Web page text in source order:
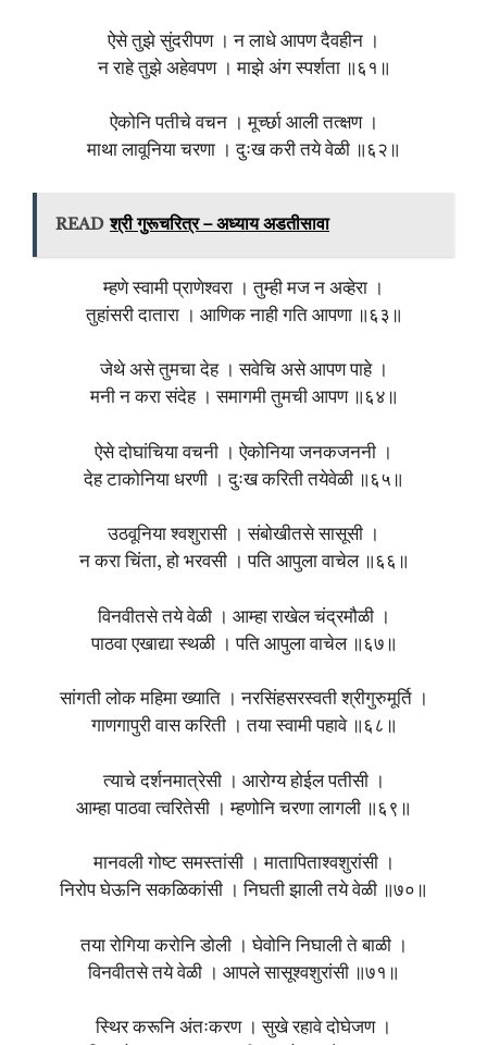
ऐसे तुझे सुंदरीपण । न लाधे आपण दैवहीन ।
न राहे तुझे अहेवपण । माझे अंग स्पर्शता ॥६१॥
ऐकोनि पतीचे वचन । मूर्च्छा आली तत्क्षण ।
माथा लावूनिया चरणा । दुःख करी तये वेळी ॥६२॥
READ श्री गुरूचरित्र – अध्याय अडतीसावा
म्हणे स्वामी प्राणेश्वरा । तुम्ही मज न अव्हेरा ।
तुहांसरी दातारा । आणिक नाही गति आपणा ॥६३॥
जेथे असे तुमचा देह । सवेचि असे आपण पाहे ।
मनी न करा संदेह । समागमी तुमची आपण ॥६४॥
ऐसे दोघांचिया वचनी । ऐकोनिया जनकजननी ।
देह टाकोनिया धरणी । दुःख करिती तयेवेळी ॥६५॥
उठवूनिया श्वशुरासी । संबोखीतसे सासूसी ।
न करा चिंता, हो भरवसी । पति आपुला वाचेल ॥६६॥
विनवीतसे तये वेळी । आम्हा राखेल चंद्रमौळी ।
पाठवा एखाद्या स्थळी । पति आपुला वाचेल ॥६७॥
सांगती लोक महिमा ख्याति । नरसिंहसरस्वती श्रीगुरुमूर्ति ।
गाणगापुरी वास करिती । तया स्वामी पहावे ॥६८॥
त्याचे दर्शनमात्रेसी । आरोग्य होईल पतीसी ।
आम्हा पाठवा त्वरितेसी । म्हणोनि चरणा लागली ॥६९॥
मानवली गोष्ट समस्तांसी । मातापिताश्वशुरांसी ।
निरोप घेऊनि सकळिकांसी । निघती झाली तये वेळी ॥७०॥
तया रोगिया करोनि डोली । घेवोनि निघाली ते बाळी ।
विनवीतसे तये वेळी । आपले सासूश्वशुरांसी ॥७१॥
स्थिर करूनि अंतःकरण । सुखे रहावे दोघेजण ।